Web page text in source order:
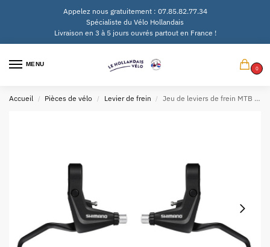
Appelez nous gratuitement : 07.85.82.77.34
Spécialiste du Vélo Hollandais
Livraison en 3 à 5 jours ouvrés partout en France !
MENU
0
Accueil / Pièces de vélo / Levier de frein / Jeu de leviers de frein MTB Shimano T4000 Alivio – noir